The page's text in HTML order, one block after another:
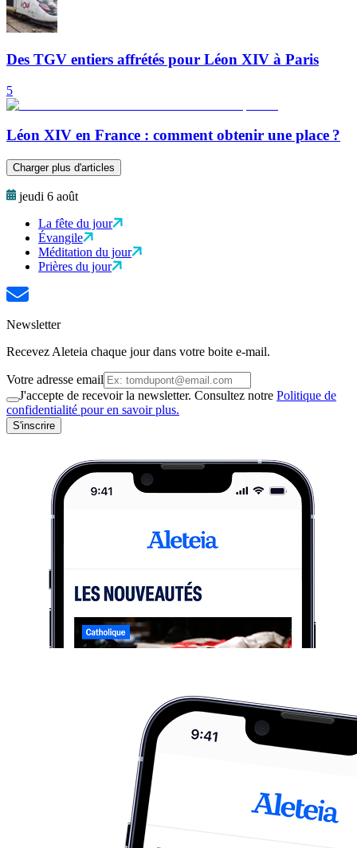
Des TGV entiers affrétés pour Léon XIV à Paris
5
Léon XIV en France : comment obtenir une place ?
Charger plus d'articles
jeudi 6 août
La fête du jour
Évangile
Méditation du jour
Prières du jour
Newsletter
Recevez Aleteia chaque jour dans votre boite e-mail.
Votre adresse email
J'accepte de recevoir la newsletter. Consultez notre Politique de
confidentialité pour en savoir plus.
S'inscrire